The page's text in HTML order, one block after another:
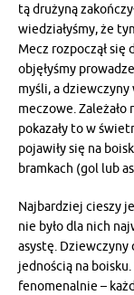
tą drużyną
wiedziałyśmy, że
Mecz rozpoczął
objęłyśmy
myśli, a dziewczyny
meczowe. Zależało
pokazały to w
pojawiły się na
bramkach (gol lub
Najbardziej cieszy
nie było dla nich
asystę. Dziewczyny
jednością na boisku.
fenomenalnie –